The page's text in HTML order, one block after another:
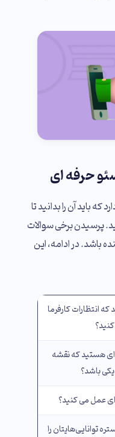
حرفه ‌ای
باید آن را بدانید تا
پرسیدن برخی سوالات
باشد. در ادامه، این
که انتظارات کارفرما
هستید که نقشه‌
باشد؟
عمل می کنید؟
توانایی‌هایتان را